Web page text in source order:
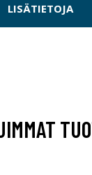
LISÄTIETOJA